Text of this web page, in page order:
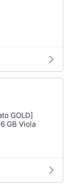
GOLD]
GB Viola